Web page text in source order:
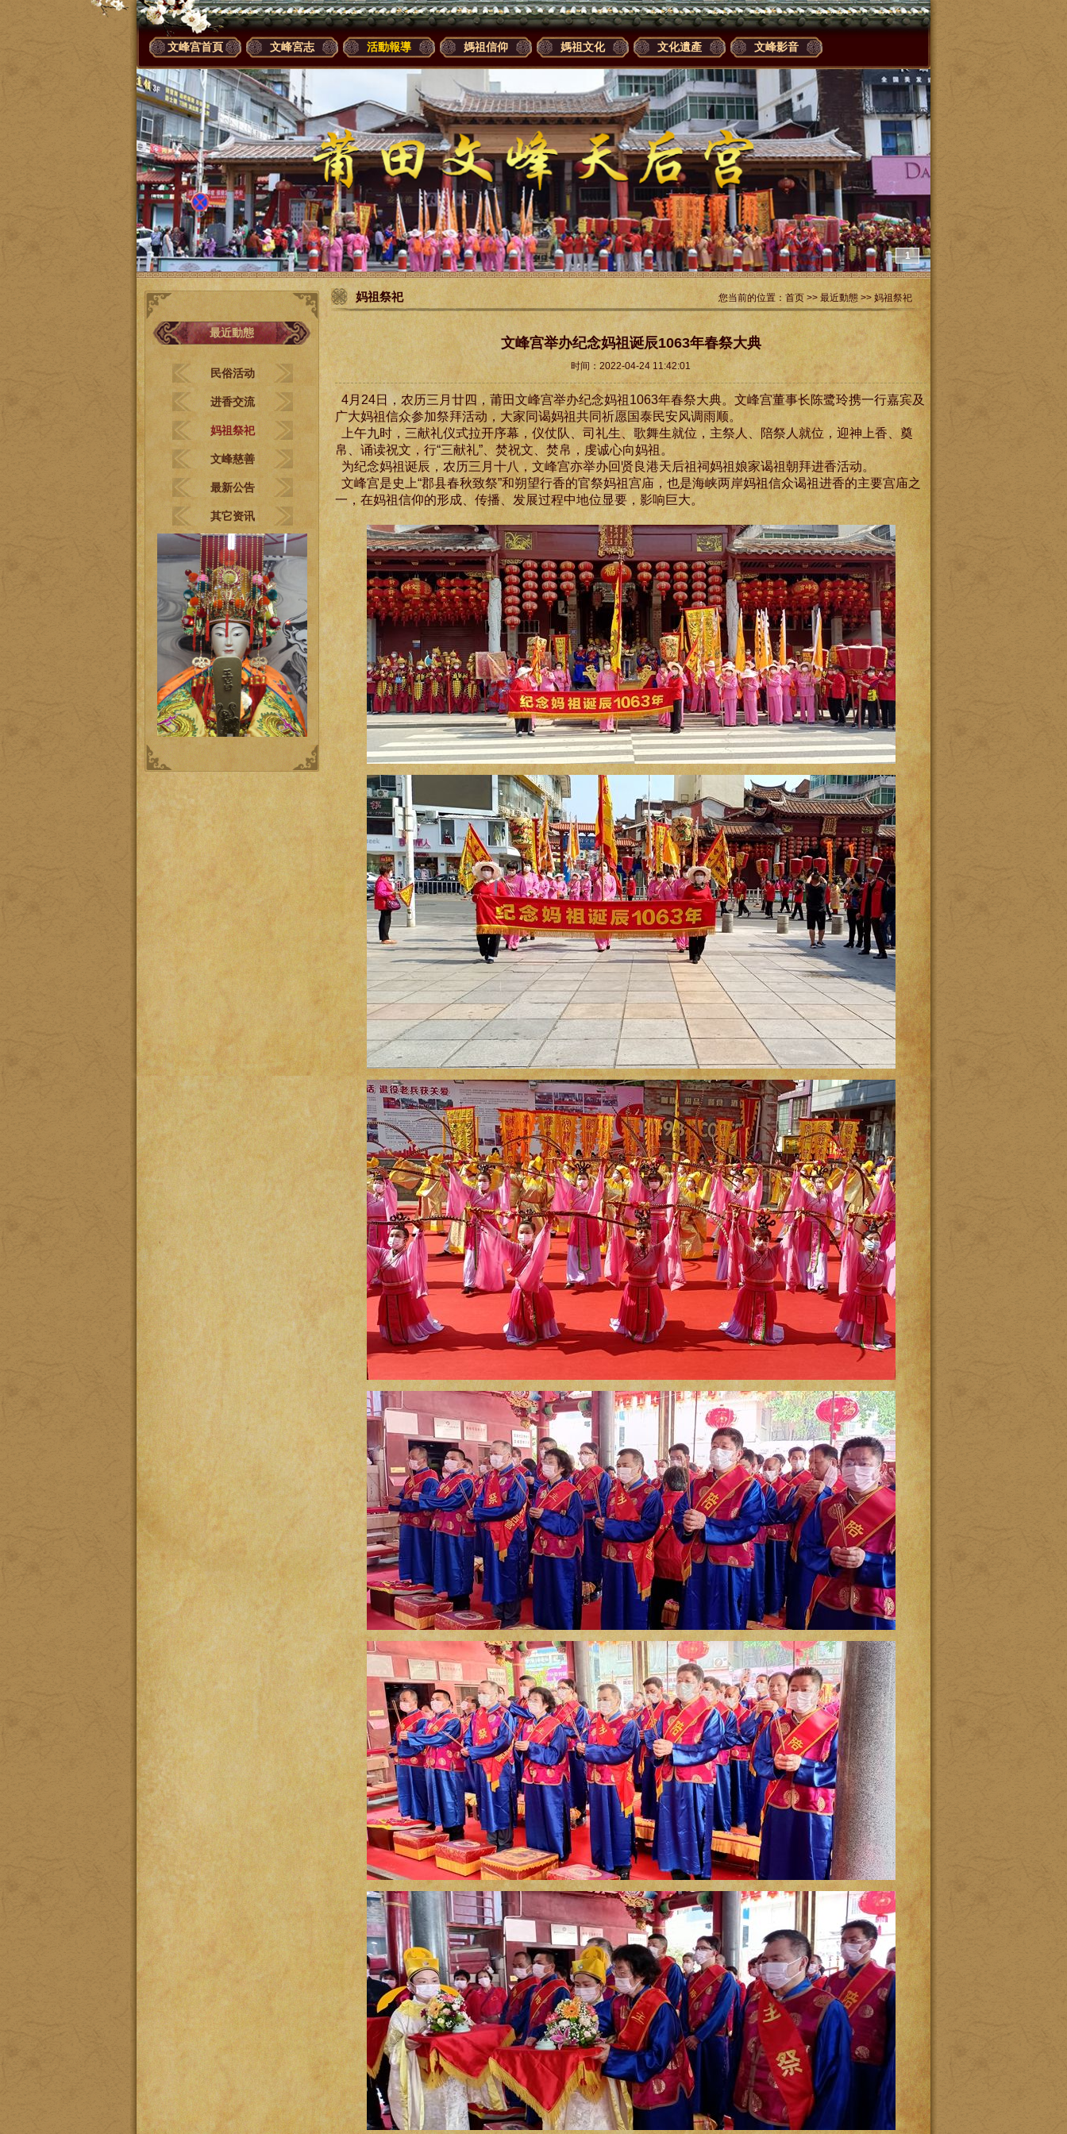
文峰宫首頁 文峰宮志 活動報導 媽祖信仰 媽祖文化 文化遺產 文峰影音
1
最近動態
民俗活动
进香交流
妈祖祭祀
文峰慈善
最新公告
其它资讯
妈祖祭祀 您当前的位置： 首页 >> 最近動態 >> 妈祖祭祀
文峰宫举办纪念妈祖诞辰1063年春祭大典
时间：2022-04-24 11:42:01
4月24日，农历三月廿四，莆田文峰宫举办纪念妈祖1063年春祭大典。文峰宫董事长陈鹭玲携一行嘉宾及
广大妈祖信众参加祭拜活动，大家同谒妈祖共同祈愿国泰民安风调雨顺。
上午九时，三献礼仪式拉开序幕，仪仗队、司礼生、歌舞生就位，主祭人、陪祭人就位，迎神上香、奠
帛、诵读祝文，行“三献礼”、焚祝文、焚帛，虔诚心向妈祖。
为纪念妈祖诞辰，农历三月十八，文峰宫亦举办回贤良港天后祖祠妈祖娘家谒祖朝拜进香活动。
文峰宫是史上“郡县春秋致祭”和朔望行香的官祭妈祖宫庙，也是海峡两岸妈祖信众谒祖进香的主要宫庙之
一，在妈祖信仰的形成、传播、发展过程中地位显要，影响巨大。